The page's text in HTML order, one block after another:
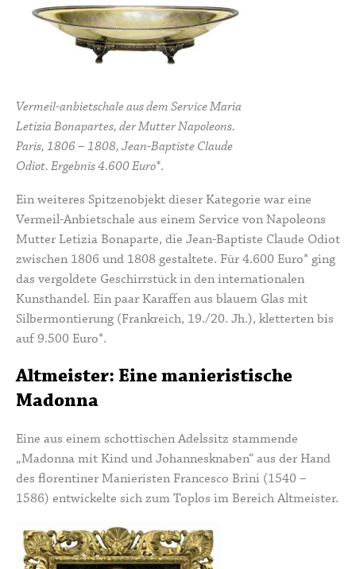
Vermeil-anbietschale aus dem Service Maria
Letizia Bonapartes, der Mutter Napoleons.
Paris, 1806 – 1808, Jean-Baptiste Claude
Odiot. Ergebnis 4.600 Euro*.
Ein weiteres Spitzenobjekt dieser Kategorie war eine
Vermeil-Anbietschale aus einem Service von Napoleons
MutterLetizia Bonaparte, die Jean-Baptiste Claude Odiot
zwischen 1806 und 1808 gestaltete. Für 4.600 Euro* ging
das vergoldete Geschirrstück in den internationalen
Kunsthandel. Ein paar Karaffen aus blauem Glas mit
Silbermontierung (Frankreich, 19./20. Jh.), kletterten bis
auf 9.500 Euro*.
Altmeister: Eine manieristische
Madonna
Eine aus einem schottischen Adelssitz stammende
„Madonna mit Kind und Johannesknaben“ aus der Hand
des florentiner Manieristen Francesco Brini (1540 –
1586) entwickelte sich zum Toplos im Bereich Altmeister.